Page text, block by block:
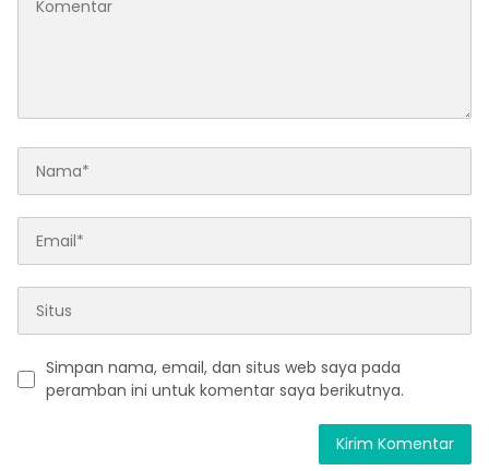
Simpan nama, email, dan situs web saya pada
peramban ini untuk komentar saya berikutnya.